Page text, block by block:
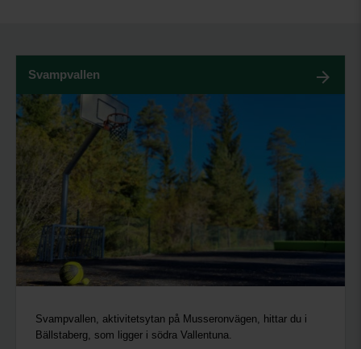
Svampvallen
Svampvallen, aktivitetsytan på Musseronvägen, hittar du i
Bällstaberg, som ligger i södra Vallentuna.